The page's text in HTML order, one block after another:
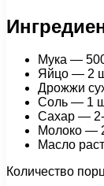
Мука —
Яйцо — 2
Дрожжи
Соль — 1
Сахар — 2-
Молоко —
Масло
Количество